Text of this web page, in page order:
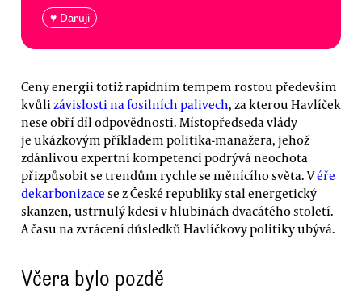
♥ Daruji
Ceny energií totiž rapidním tempem rostou především
kvůlizávislosti na fosilních palivech, za kterou Havlíček
nese obří díl odpovědnosti. Místopředseda vlády
je ukázkovým příkladem politika-manažera, jehož
zdánlivou expertní kompetenci podrývá neochota
přizpůsobit se trendům rychle se měnícího světa. Véře
dekarbonizace se z České republiky stal energetický
skanzen, ustrnulý kdesi v hlubinách dvacátého století.
A času na zvrácení důsledků Havlíčkovy politiky ubývá.
Včera bylo pozdě